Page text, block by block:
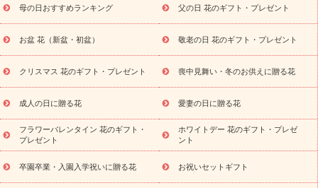
供え・お悔やみ商品一覧
お供え・お悔やみの花
四十九日法要以
お供え プリザーブドフラワー
ペットのお供えフラワー
お盆（新
盆・初盆）
その他 お祝い返し お見舞い
お取り寄せギフト
ビジネス用
ご自宅用 観葉植物 ミディ胡蝶蘭
プリザーブ
ドフラワー
スタイルから探す アレンジメント 花束
スタ
ンド花
お祝い お供え・お悔やみ 胡蝶蘭 胡蝶蘭・花鉢
ディ胡蝶蘭・お祝い
ミディ胡蝶蘭・お供え
世界初の青色胡蝶蘭
観葉植物
観葉植物 産直多肉植物
プリザーブドフラワー
お祝い
お供え・お悔やみ 花とセットギフト
セミオーダー
プチギフト（hanamore -ハナモア-）
花とみどりのeギフト
キューピットのeGfit
カラー ピンク イエローオレンジ
レッ
母の日おすすめランキング 父の日 花のギフト・プレゼント
お盆 花（新盆・初盆） 敬老の日 花のギフト・プレゼント
クリスマス 花のギフト・プレゼント 喪中見舞い・冬のお供えに贈る花
成人の日に贈る花 愛妻の日に贈る花
フラワーバレンタイン 花のギフト・
プレゼント
ホワイトデー 花のギフト・プレゼ
ント
卒園卒業・入園入学祝いに贈る花 お祝いセットギフト